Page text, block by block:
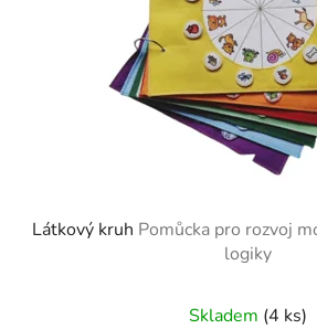
Látkový kruh Pomůcka pro rozvoj
logiky
Skladem (4 ks)